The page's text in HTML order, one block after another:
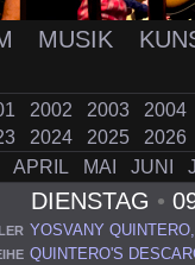
MUSIK
2002 2003 2004
2024 2025
2026
APRIL MAI JUNI
DIENSTAG •
YOSVANY
QUINTERO'S